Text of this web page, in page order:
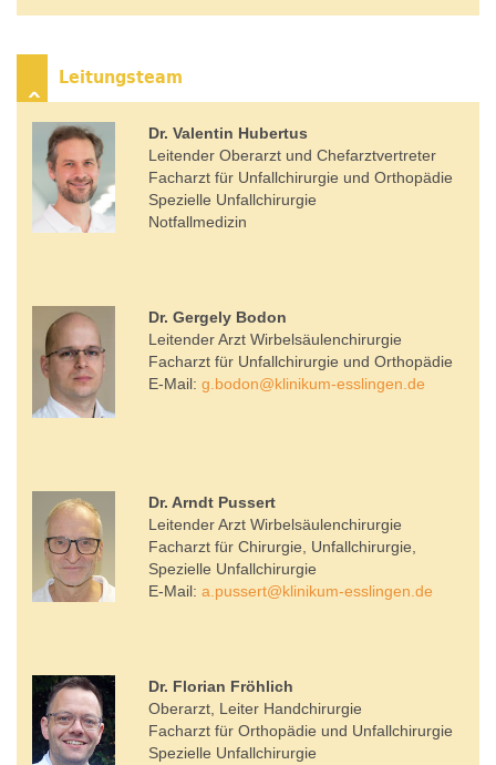
Leitungsteam
Dr. Valentin Hubertus
Leitender Oberarzt und Chefarztvertreter
Facharzt für Unfallchirurgie und Orthopädie
Spezielle Unfallchirurgie
Notfallmedizin
Dr. Gergely Bodon
Leitender Arzt Wirbelsäulenchirurgie
Facharzt für Unfallchirurgie und Orthopädie
E-Mail: g.bodon@klinikum-esslingen.de
Dr. Arndt Pussert
Leitender Arzt Wirbelsäulenchirurgie
Facharzt für Chirurgie, Unfallchirurgie,
Spezielle Unfallchirurgie
E-Mail: a.pussert@klinikum-esslingen.de
Dr. Florian Fröhlich
Oberarzt, Leiter Handchirurgie
Facharzt für Orthopädie und Unfallchirurgie
Spezielle Unfallchirurgie